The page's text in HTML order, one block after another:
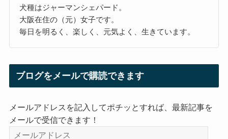
犬種はジャーマンシェパード。
大阪在住の（元）女子です。
毎日を明るく、楽しく、元気よく、生きています。
ブログをメールで購読できます
メールアドレスを記入してポチッとすれば、最新記事を
メールで受信できます！
メ